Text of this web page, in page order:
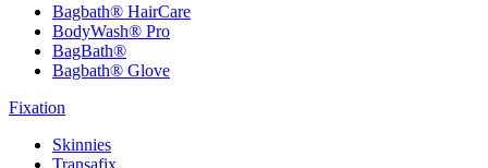
Bagbath® HairCare
BodyWash® Pro
BagBath®
Bagbath® Glove
Fixation
Skinnies
Transafix